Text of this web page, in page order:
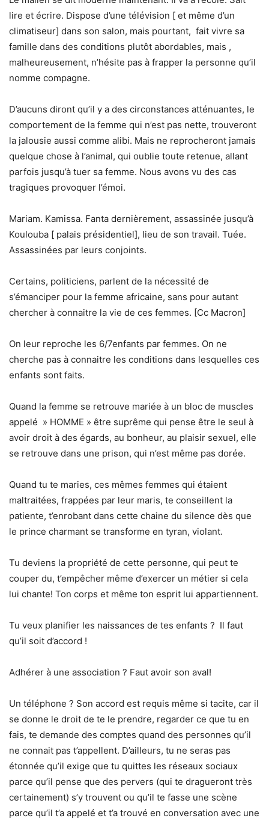
lire et écrire. Dispose d’une télévision [ et même d’un
climatiseur] dans son salon, mais pourtant, fait vivre sa
famille dans des conditions plutôt abordables, mais ,
malheureusement, n’hésite pas à frapper la personne qu’il
nomme compagne.
D’aucuns diront qu’il y a des circonstances atténuantes, le
comportement de la femme qui n’est pas nette, trouveront
la jalousie aussi comme alibi. Mais ne reprocheront jamais
quelque chose à l’animal, qui oublie toute retenue, allant
parfois jusqu’à tuer sa femme. Nous avons vu des cas
tragiques provoquer l’émoi.
Mariam. Kamissa. Fanta dernièrement, assassinée jusqu’à
Koulouba [ palais présidentiel], lieu de son travail. Tuée.
Assassinées par leurs conjoints.
Certains, politiciens, parlent de la nécessité de
s’émanciper pour la femme africaine, sans pour autant
chercher à connaitre la vie de ces femmes. [Cc Macron]
On leur reproche les 6/7enfants par femmes. On ne
cherche pas à connaitre les conditions dans lesquelles ces
enfants sont faits.
Quand la femme se retrouve mariée à un bloc de muscles
appelé » HOMME » être suprême qui pense être le seul à
avoir droit à des égards, au bonheur, au plaisir sexuel, elle
se retrouve dans une prison, qui n’est même pas dorée.
Quand tu te maries, ces mêmes femmes qui étaient
maltraitées, frappées par leur maris, te conseillent la
patiente, t’enrobant dans cette chaine du silence dès que
le prince charmant se transforme en tyran, violant.
Tu deviens la propriété de cette personne, qui peut te
couper du, t’empêcher même d’exercer un métier si cela
lui chante! Ton corps et même ton esprit lui appartiennent.
Tu veux planifier les naissances de tes enfants ? Il faut
qu’il soit d’accord !
Adhérer à une association ? Faut avoir son aval!
Un téléphone ? Son accord est requis même si tacite, car il
se donne le droit de te le prendre, regarder ce que tu en
fais, te demande des comptes quand des personnes qu’il
ne connait pas t’appellent. D’ailleurs, tu ne seras pas
étonnée qu’il exige que tu quittes les réseaux sociaux
parce qu’il pense que des pervers (qui te dragueront très
certainement) s’y trouvent ou qu’il te fasse une scène
parce qu’il t’a appelé et t’a trouvé en conversation avec une